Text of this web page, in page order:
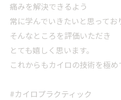
痛みを解決できるよう
常に学んでいきたいと思ってお
そんなところを評価いただき
とても嬉しく思います。
これからもカイロの技術を極め
#カイロプラクティック